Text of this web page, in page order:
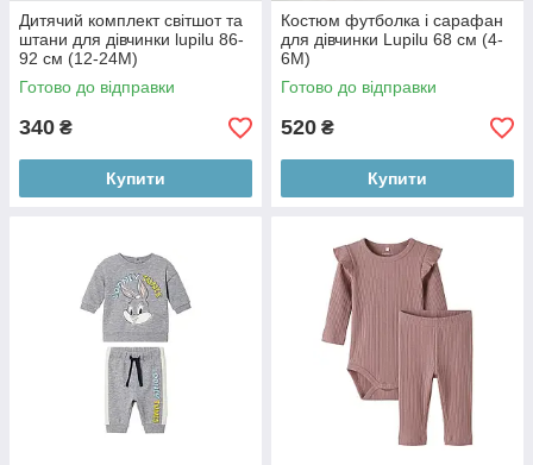
Дитячий комплект світшот та
штани для дівчинки lupilu 86-
92 см (12-24М)
Готово до відправки
340 ₴
Купити
Костюм футболка і сарафан
для дівчинки Lupilu 68 см (4-
6М)
Готово до відправки
520 ₴
Купити